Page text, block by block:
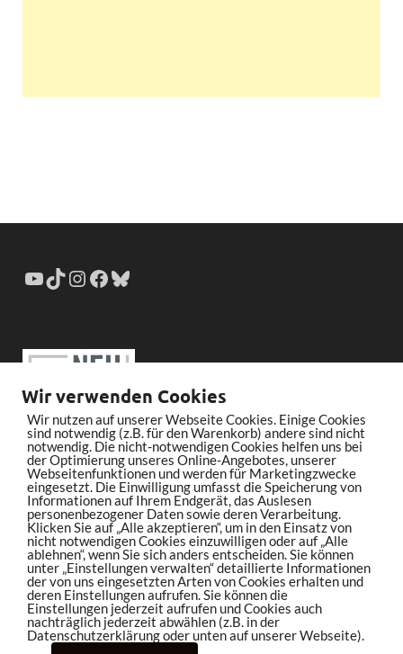
Wir verwenden Cookies
Wir nutzen auf unserer Webseite Cookies. Einige Cookies
sind notwendig (z.B. für den Warenkorb) andere sind nicht
notwendig. Die nicht-notwendigen Cookies helfen uns bei
der Optimierung unseres Online-Angebotes, unserer
Webseitenfunktionen und werden für Marketingzwecke
eingesetzt. Die Einwilligung umfasst die Speicherung von
Informationen auf Ihrem Endgerät, das Auslesen
personenbezogener Daten sowie deren Verarbeitung.
Klicken Sie auf „Alle akzeptieren“, um in den Einsatz von
nicht notwendigen Cookies einzuwilligen oder auf „Alle
ablehnen“, wenn Sie sich anders entscheiden. Sie können
unter „Einstellungen verwalten“ detaillierte Informationen
der von uns eingesetzten Arten von Cookies erhalten und
deren Einstellungen aufrufen. Sie können die
Einstellungen jederzeit aufrufen und Cookies auch
nachträglich jederzeit abwählen (z.B. in der
Datenschutzerklärung oder unten auf unserer Webseite).